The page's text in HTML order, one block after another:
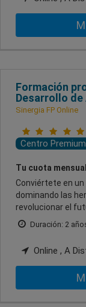
Formación
Desarrollo
Sinergia FP Online
Centro Premium
Tu cuota
Conviértete en
dominando las
revolucionar el
Duración: 2
Online , A